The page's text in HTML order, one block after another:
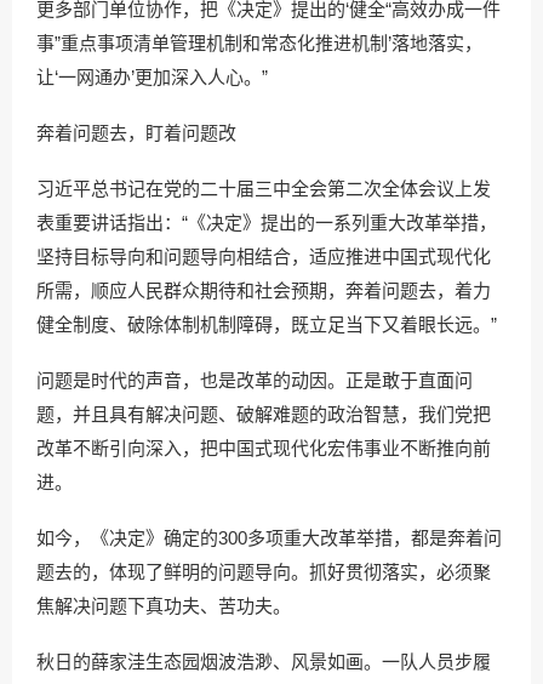
更多部门单位协作，把《决定》提出的‘健全“高效办成一件
事”重点事项清单管理机制和常态化推进机制’落地落实，
让‘一网通办’更加深入人心。”
奔着问题去，盯着问题改
习近平总书记在党的二十届三中全会第二次全体会议上发
表重要讲话指出：“《决定》提出的一系列重大改革举措，
坚持目标导向和问题导向相结合，适应推进中国式现代化
所需，顺应人民群众期待和社会预期，奔着问题去，着力
健全制度、破除体制机制障碍，既立足当下又着眼长远。”
问题是时代的声音，也是改革的动因。正是敢于直面问
题，并且具有解决问题、破解难题的政治智慧，我们党把
改革不断引向深入，把中国式现代化宏伟事业不断推向前
进。
如今，《决定》确定的300多项重大改革举措，都是奔着问
题去的，体现了鲜明的问题导向。抓好贯彻落实，必须聚
焦解决问题下真功夫、苦功夫。
秋日的薛家洼生态园烟波浩渺、风景如画。一队人员步履